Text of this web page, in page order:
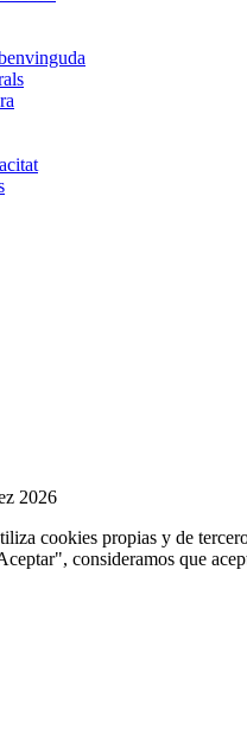
2026
cookies propias y de
consideramos que